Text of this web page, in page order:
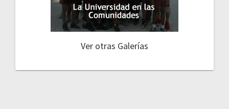
Ver otras Galerías